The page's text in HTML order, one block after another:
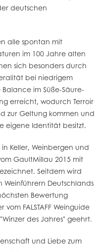
deutschen
alle spontan mit
im 100 Jahre alten
sich besonders durch
bei niedrigem
im Süße-Säure-
erreicht, wodurch Terroir
zur Geltung kommen und
eigene Identität besitzt.
Keller, Weinbergen und
GaultMillau 2015 mit
Seitdem wird
Deutschlands
höchsten Bewertung
FALSTAFF Weinguide
des Jahres" geehrt.
und Liebe zum